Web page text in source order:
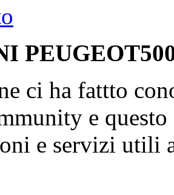
ci ha fattto
e
e servizi utili